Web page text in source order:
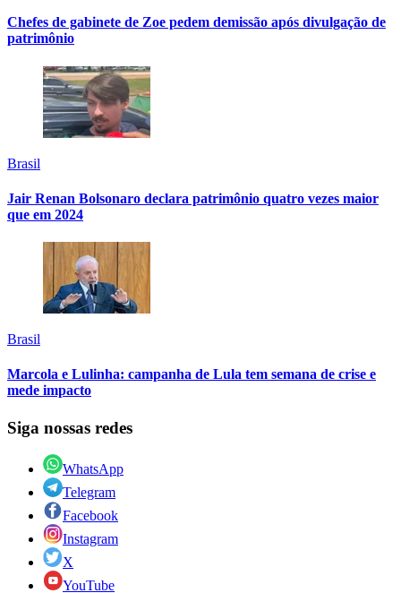
Chefes de gabinete de Zoe pedem demissão após divulgação de
patrimônio
Brasil
Jair Renan Bolsonaro declara patrimônio quatro vezes maior
que em 2024
Brasil
Marcola e Lulinha: campanha de Lula tem semana de crise e
mede impacto
Siga nossas redes
WhatsApp
Telegram
Facebook
Instagram
X
YouTube